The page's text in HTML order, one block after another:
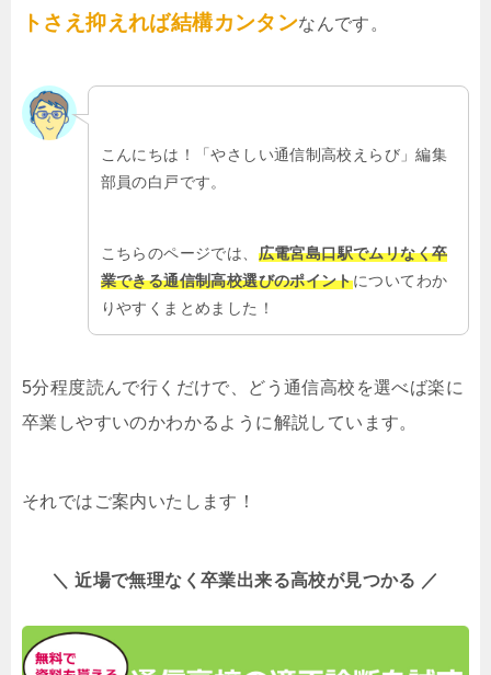
トさえ抑えれば結構カンタンなんです。
こんにちは！「やさしい通信制高校えらび」編集
部員の白戸です。
こちらのページでは、 広電宮島口駅でムリなく卒
業できる通信制高校選びのポイントについてわか
りやすくまとめました！
5分程度読んで行くだけで、どう通信高校を選べば楽に
卒業しやすいのかわかるように解説しています。
それではご案内いたします！
＼ 近場で無理なく卒業出来る高校が見つかる ／